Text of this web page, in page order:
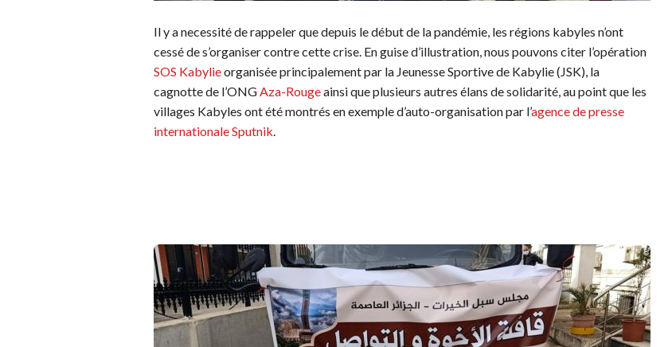
Il y a necessité de rappeler que depuis le début de la pandémie, les régions kabyles n’ont
cessé de s’organiser contre cette crise. En guise d’illustration, nous pouvons citer l’opération
SOS Kabylieorganisée principalement par la Jeunesse Sportive de Kabylie (JSK), la
cagnotte de l’ONGAza-Rougeainsi que plusieurs autres élans de solidarité, au point que les
villages Kabyles ont été montrés en exemple d’auto-organisation par l’agence de presse
internationale Sputnik.